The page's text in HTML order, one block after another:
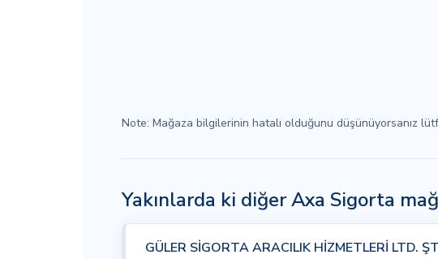
Note: Mağaza bilgilerinin hatalı olduğunu düşünüyorsanız
Yakınlarda ki diğer Axa Sigorta
GÜLER SİGORTA ARACILIK HİZMETLERİ LTD.